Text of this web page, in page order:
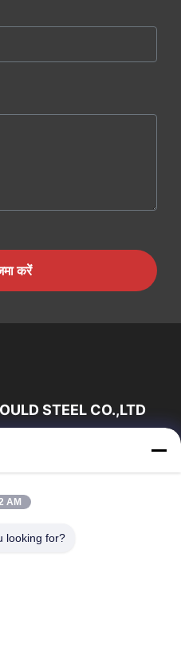
करें
STEEL CO.,LTD
प्लास्टिक डाई स्टील, हॉट वर्क
की आपूर्ति की एक अग्रणी कंपनी है
उत्पादों
हमारे बारे में
AM
looking for?